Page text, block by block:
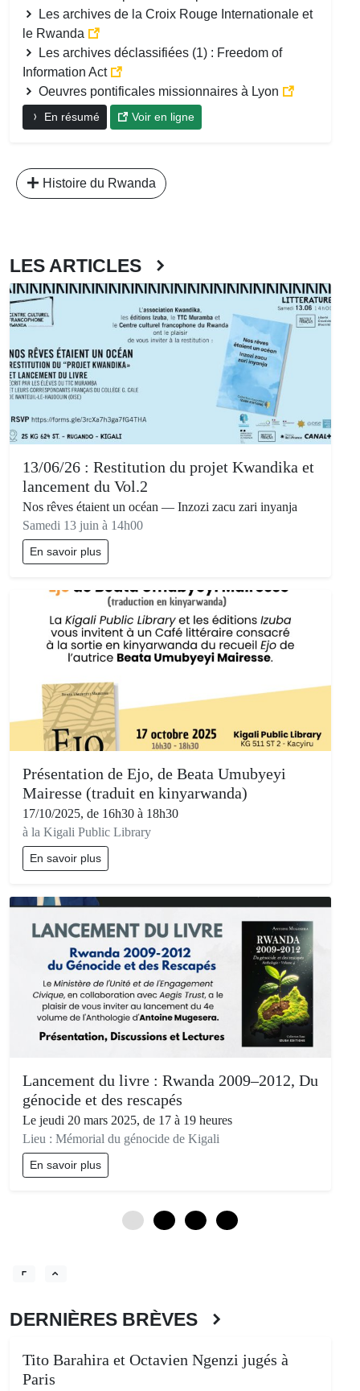
Les archives de la Croix Rouge Internationale et
le Rwanda
Les archives déclassifiées (1) : Freedom of
Information Act
Oeuvres pontificales missionnaires à Lyon
En résumé Voir en ligne
Histoire du Rwanda
LES ARTICLES
13/06/26 : Restitution du projet Kwandika et
lancement du Vol.2
Nos rêves étaient un océan — Inzozi zacu zari inyanja
Samedi 13 juin à 14h00
En savoir plus
Présentation de Ejo, de Beata Umubyeyi
Mairesse (traduit en kinyarwanda)
17/10/2025, de 16h30 à 18h30
à la Kigali Public Library
En savoir plus
Lancement du livre : Rwanda 2009–2012, Du
génocide et des rescapés
Le jeudi 20 mars 2025, de 17 à 19 heures
Lieu : Mémorial du génocide de Kigali
En savoir plus
DERNIÈRES BRÈVES
Tito Barahira et Octavien Ngenzi jugés à
Paris